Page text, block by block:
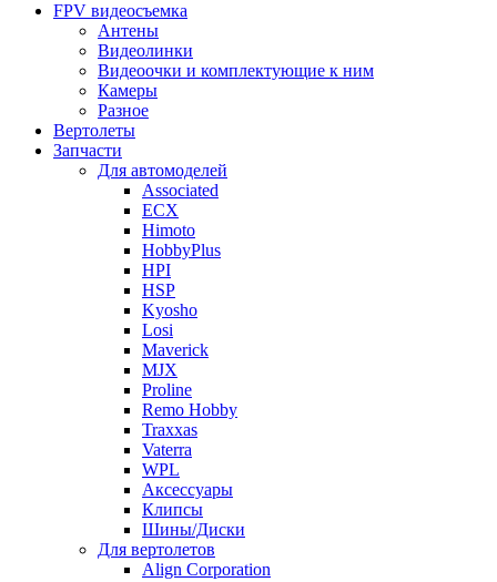
FPV видеосъемка
Антены
Видеолинки
Видеоочки и комплектующие к ним
Камеры
Разное
Вертолеты
Запчасти
Для автомоделей
Associated
ECX
Himoto
HobbyPlus
HPI
HSP
Kyosho
Losi
Maverick
MJX
Proline
Remo Hobby
Traxxas
Vaterra
WPL
Аксессуары
Клипсы
Шины/Диски
Для вертолетов
Align Corporation